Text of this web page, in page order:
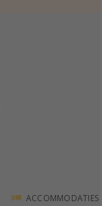
ACCOMMODATIES